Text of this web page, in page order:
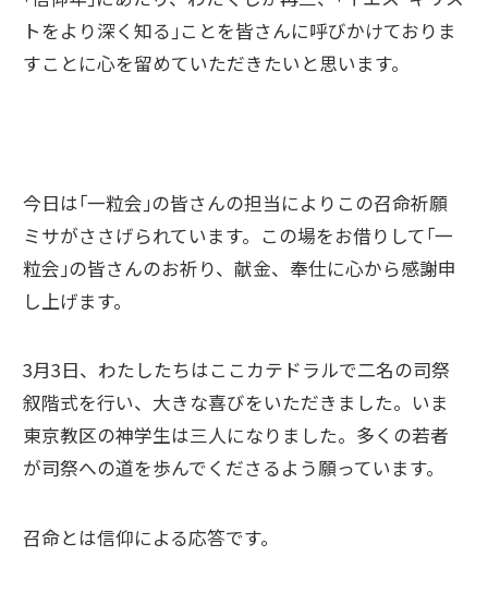
トをより深く知る｣ことを皆さんに呼びかけておりま
すことに心を留めていただきたいと思います。
今日は｢一粒会｣の皆さんの担当によりこの召命祈願
ミサがささげられています。この場をお借りして｢一
粒会｣の皆さんのお祈り、献金、奉仕に心から感謝申
し上げます。
3月3日、わたしたちはここカテドラルで二名の司祭
叙階式を行い、大きな喜びをいただきました。いま
東京教区の神学生は三人になりました。多くの若者
が司祭への道を歩んでくださるよう願っています。
召命とは信仰による応答です。